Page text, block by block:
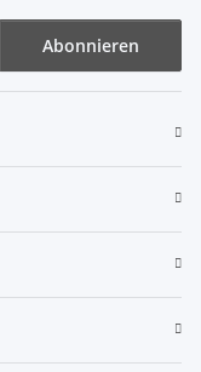
Abonnieren